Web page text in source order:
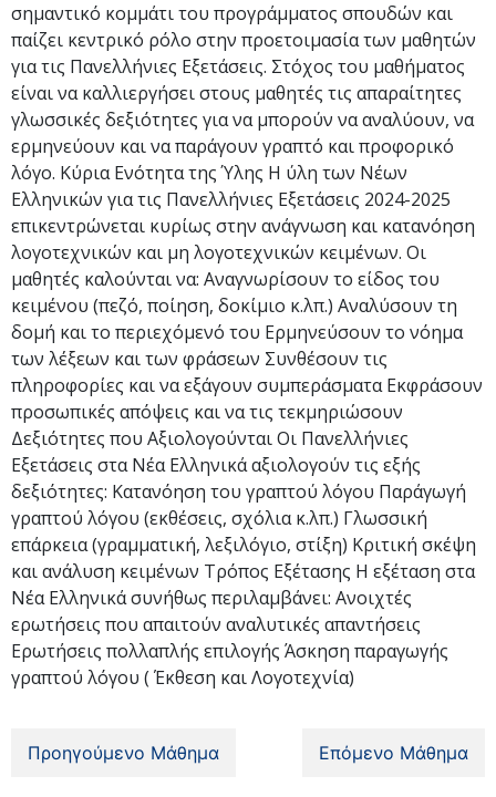
σημαντικό κομμάτι του προγράμματος σπουδών και
παίζει κεντρικό ρόλο στην προετοιμασία των μαθητών
για τις Πανελλήνιες Εξετάσεις. Στόχος του μαθήματος
είναι να καλλιεργήσει στους μαθητές τις απαραίτητες
γλωσσικές δεξιότητες για να μπορούν να αναλύουν, να
ερμηνεύουν και να παράγουν γραπτό και προφορικό
λόγο. Κύρια Ενότητα της Ύλης Η ύλη των Νέων
Ελληνικών για τις Πανελλήνιες Εξετάσεις 2024-2025
επικεντρώνεται κυρίως στην ανάγνωση και κατανόηση
λογοτεχνικών και μη λογοτεχνικών κειμένων. Οι
μαθητές καλούνται να: Αναγνωρίσουν το είδος του
κειμένου (πεζό, ποίηση, δοκίμιο κ.λπ.) Αναλύσουν τη
δομή και το περιεχόμενό του Ερμηνεύσουν το νόημα
των λέξεων και των φράσεων Συνθέσουν τις
πληροφορίες και να εξάγουν συμπεράσματα Εκφράσουν
προσωπικές απόψεις και να τις τεκμηριώσουν
Δεξιότητες που Αξιολογούνται Οι Πανελλήνιες
Εξετάσεις στα Νέα Ελληνικά αξιολογούν τις εξής
δεξιότητες: Κατανόηση του γραπτού λόγου Παράγωγή
γραπτού λόγου (εκθέσεις, σχόλια κ.λπ.) Γλωσσική
επάρκεια (γραμματική, λεξιλόγιο, στίξη) Κριτική σκέψη
και ανάλυση κειμένων Τρόπος Εξέτασης Η εξέταση στα
Νέα Ελληνικά συνήθως περιλαμβάνει: Ανοιχτές
ερωτήσεις που απαιτούν αναλυτικές απαντήσεις
Ερωτήσεις πολλαπλής επιλογής Άσκηση παραγωγής
γραπτού λόγου ( Έκθεση και Λογοτεχνία)
Προηγούμενο Μάθημα Επόμενο Μάθημα